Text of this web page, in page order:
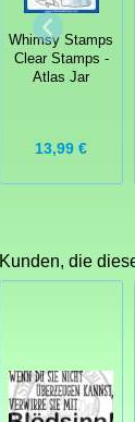
Whimsy Stamps
Clear Stamps -
Atlas Jar
13,99 €
Kunden, die